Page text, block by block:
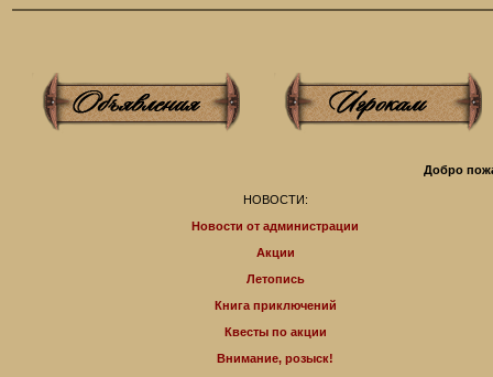
Добро
НОВОСТИ:
Новости от администрации
Акции
Летопись
Книга приключений
Квесты по акции
Внимание, розыск!